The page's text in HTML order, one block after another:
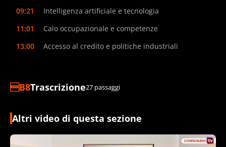
09:21
Intelligenza artificiale e tecnologia
11:01
Calo occupazionale e competenze
13:00
Accesso al credito e politiche industriali
Trascrizione27 passaggi
Altri video di questa sezione